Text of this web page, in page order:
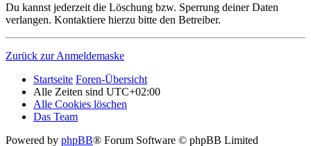
Du kannst jederzeit die Löschung bzw. Sperrung deiner Daten
verlangen. Kontaktiere hierzu bitte den Betreiber.
Zurück zur Anmeldemaske
Startseite Foren-Übersicht
Alle Zeiten sind UTC+02:00
Alle Cookies löschen
Das Team
Powered by phpBB® Forum Software © phpBB Limited